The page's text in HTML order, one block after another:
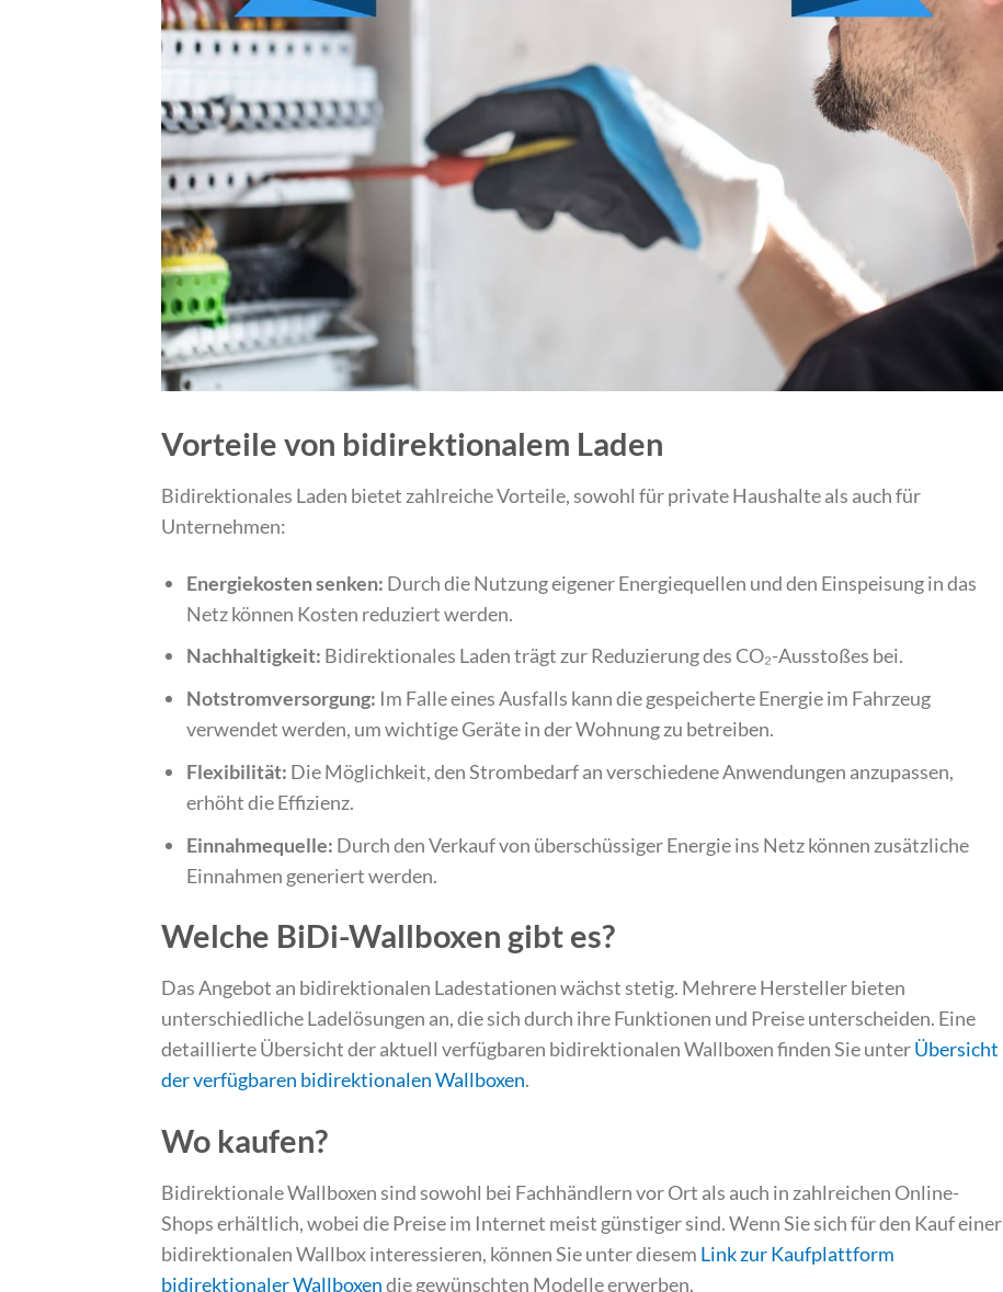
Vorteile von bidirektionalem Laden
Bidirektionales Laden bietet zahlreiche Vorteile, sowohl für private Haushalte als auch für
Unternehmen:
Energiekosten senken: Durch die Nutzung eigener Energiequellen und den Einspeisung in das
Netz können Kosten reduziert werden.
Nachhaltigkeit: Bidirektionales Laden trägt zur Reduzierung des CO₂-Ausstoßes bei.
Notstromversorgung: Im Falle eines Ausfalls kann die gespeicherte Energie im Fahrzeug
verwendet werden, um wichtige Geräte in der Wohnung zu betreiben.
Flexibilität: Die Möglichkeit, den Strombedarf an verschiedene Anwendungen anzupassen,
erhöht die Effizienz.
Einnahmequelle: Durch den Verkauf von überschüssiger Energie ins Netz können zusätzliche
Einnahmen generiert werden.
Welche BiDi-Wallboxen gibt es?
Das Angebot an bidirektionalen Ladestationen wächst stetig. Mehrere Hersteller bieten
unterschiedliche Ladelösungen an, die sich durch ihre Funktionen und Preise unterscheiden. Eine
detaillierte Übersicht der aktuell verfügbaren bidirektionalen Wallboxen finden Sie unterÜbersicht
der verfügbaren bidirektionalen Wallboxen.
Wo kaufen?
Bidirektionale Wallboxen sind sowohl bei Fachhändlern vor Ort als auch in zahlreichen Online-
Shops erhältlich, wobei die Preise im Internet meist günstiger sind. Wenn Sie sich für den Kauf einer
bidirektionalen Wallbox interessieren, können Sie unter diesem Link zur Kaufplattform
bidirektionaler Wallboxendie gewünschten Modelle erwerben.